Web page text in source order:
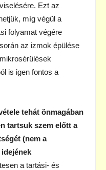
Ezt az
míg végül a
folyamat végére
az izmok épülése
is igen fontos a
tehát önmagában
tartsuk szem előtt a
(nem a
a tartási- és